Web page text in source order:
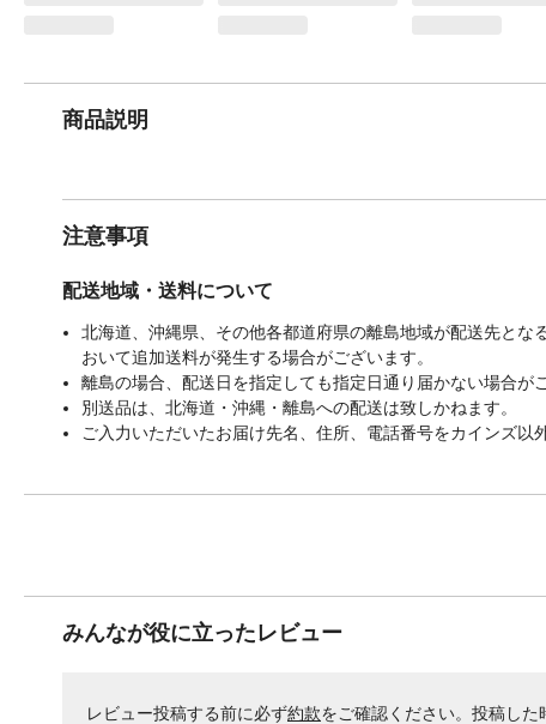
商品説明
注意事項
配送地域・送料について
北海道、沖縄県、その他各都道府県の離島地域が配送先と
おいて追加送料が発生する場合がございます。
離島の場合、配送日を指定しても指定日通り届かない場合が
別送品は、北海道・沖縄・離島への配送は致しかねます。
ご入力いただいたお届け先名、住所、電話番号をカインズ以
みんなが役に立ったレビュー
レビュー投稿する前に必ず約款をご確認ください。投稿した